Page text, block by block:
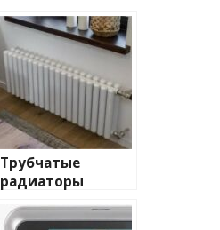
Трубчатые
радиаторы
отопления: виды
и характеристики